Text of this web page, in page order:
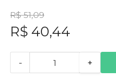
R$ 51,09
R$ 40,44
- +